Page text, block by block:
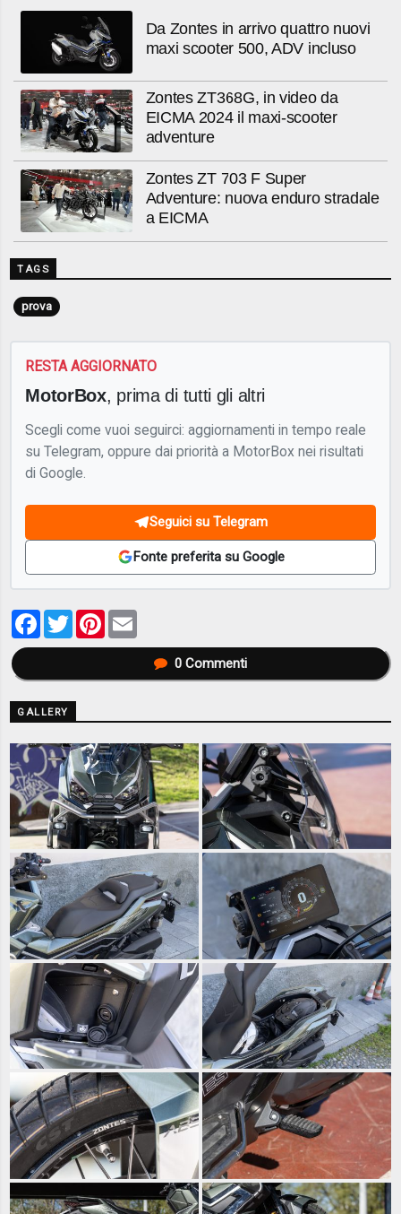
Da Zontes in arrivo quattro nuovi
maxi scooter 500, ADV incluso
Zontes ZT368G, in video da
EICMA 2024 il maxi-scooter
adventure
Zontes ZT 703 F Super
Adventure: nuova enduro stradale
a EICMA
TAGS
prova
RESTA AGGIORNATO
MotorBox, prima di tutti gli altri
Scegli come vuoi seguirci: aggiornamenti in tempo reale
su Telegram, oppure dai priorità a MotorBox nei risultati
di Google.
Seguici su Telegram
Fonte preferita su Google
Facebook
TwitterPinterest
0Commenti
GALLERY